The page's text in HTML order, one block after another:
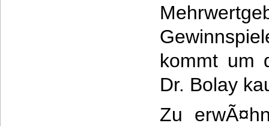
kommt um
Dr. Bolay
Zu